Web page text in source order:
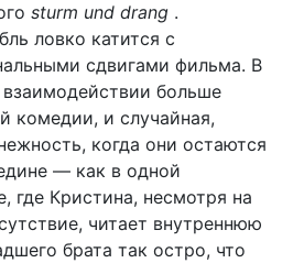
sturm und drang .
ловко катится с
сдвигами фильма. В
больше
комедии, и случайная,
когда они остаются
— как в одной
где Кристина, несмотря на
читает внутреннюю
брата так остро, что